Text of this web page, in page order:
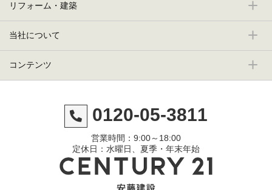
リフォーム・建築
当社について
コンテンツ
0120-05-3811
営業時間：9:00～18:00
定休日：水曜日、夏季・年末年始